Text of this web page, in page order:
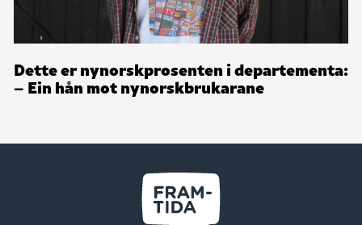
Dette er nynorskprosenten i departementa:
– Ein hån mot nynorskbrukarane